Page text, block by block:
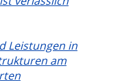
Leistungen in
am